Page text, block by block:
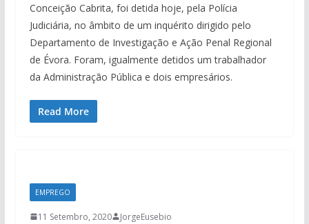
Conceição Cabrita, foi detida hoje, pela Polícia
Judiciária, no âmbito de um inquérito dirigido pelo
Departamento de Investigação e Ação Penal Regional
de Évora. Foram, igualmente detidos um trabalhador
da Administração Pública e dois empresários.
Read More
EMPREGO
11 Setembro, 2020
JorgeEusebio